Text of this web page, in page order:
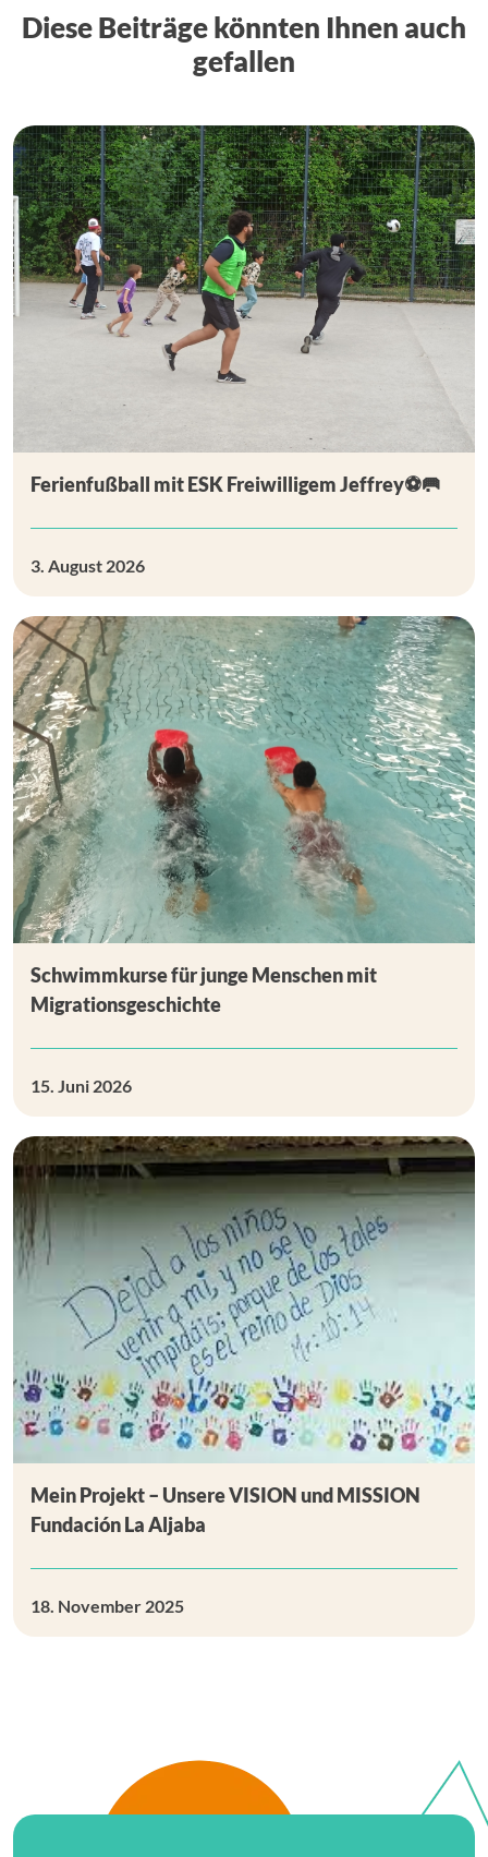
Diese Beiträge könnten Ihnen auch
gefallen
Ferienfußball mit ESK Freiwilligem Jeffrey⚽🥅
3. August 2026
Schwimmkurse für junge Menschen mit
Migrationsgeschichte
15. Juni 2026
Mein Projekt – Unsere VISION und MISSION
Fundación La Aljaba
18. November 2025